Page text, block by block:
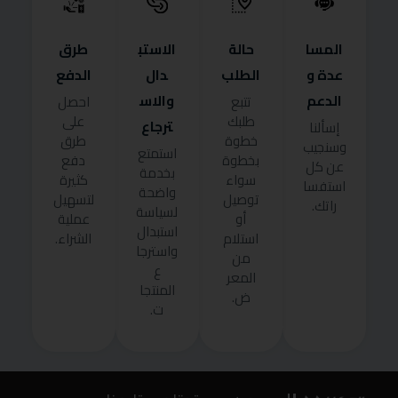
المسا
عدة و
الدعم
إسألنا
وسنجيب
عن كل
استفسا
راتك.
حالة
الطلب
تتبع
طلبك
خطوة
بخطوة
سواء
توصيل
أو
استلام
من
المعر
ض.
الاستب
دال
والاس
ترجاع
استمتع
بخدمة
واضحة
لسياسة
استبدال
واسترجا
ع
المنتجا
ت.
طرق
الدفع
احصل
على
طرق
دفع
كثيرة
لتسهيل
عملية
الشراء.